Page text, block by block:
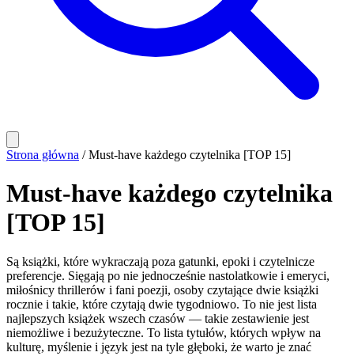
Strona główna / Must-have każdego czytelnika [TOP 15]
Must-have każdego czytelnika
[TOP 15]
Są książki, które wykraczają poza gatunki, epoki i czytelnicze
preferencje. Sięgają po nie jednocześnie nastolatkowie i emeryci,
miłośnicy thrillerów i fani poezji, osoby czytające dwie książki
rocznie i takie, które czytają dwie tygodniowo. To nie jest lista
najlepszych książek wszech czasów — takie zestawienie jest
niemożliwe i bezużyteczne. To lista tytułów, których wpływ na
kulturę, myślenie i język jest na tyle głęboki, że warto je znać